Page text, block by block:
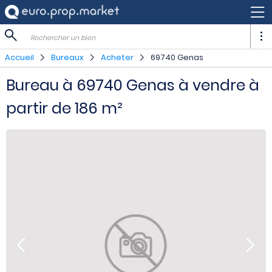
Rechercher un bien
Accueil Bureaux Acheter 69740 Genas
Bureau à 69740 Genas à vendre à
partir de 186 m²